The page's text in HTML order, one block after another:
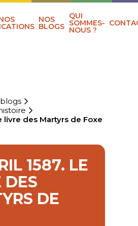
NOS
BLOGS
QUI
SOMMES-
NOUS ?
livre des Martyrs de Foxe
1587. LE
DES
DE